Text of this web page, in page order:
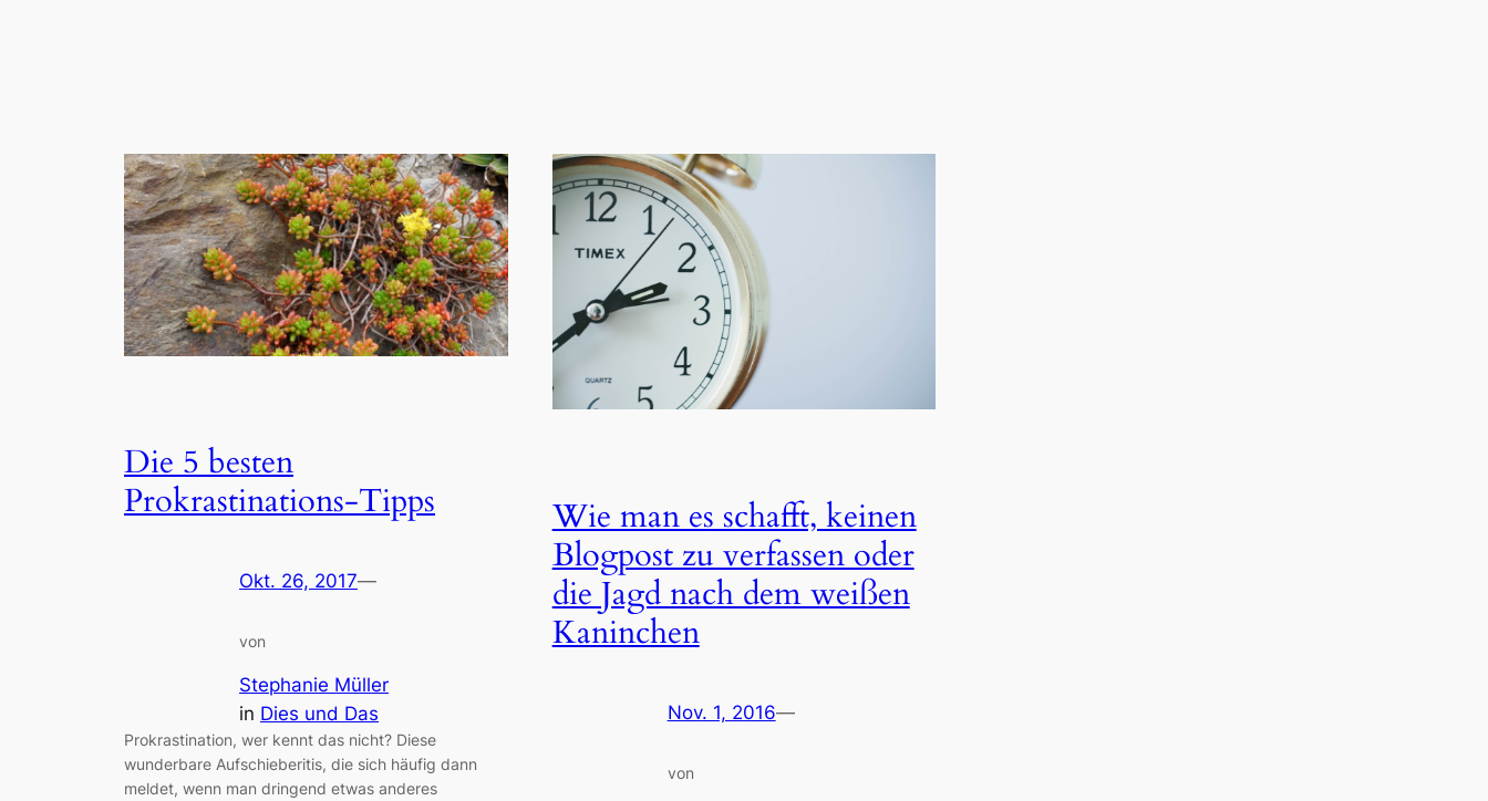
Die 5 besten
Prokrastinations-Tipps
Okt. 26, 2017—
von
Stephanie Müller
in Dies und Das
Prokrastination, wer kennt das nicht? Diese
wunderbare Aufschieberitis, die sich häufig dann
meldet, wenn man dringend etwas anderes
Wie man es schafft, keinen
Blogpost zu verfassen oder
die Jagd nach dem weißen
Kaninchen
Nov. 1, 2016—
von